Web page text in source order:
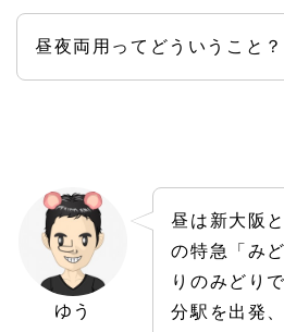
昼夜両用ってどういうこと？
ゆう
昼は新大阪
の特急「み
りのみどり
分駅を出発